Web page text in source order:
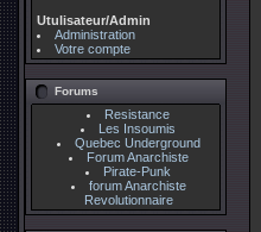
Utulisateur/Admin
Administration
Votre compte
Forums
Resistance
Les Insoumis
Quebec Underground
Forum Anarchiste
Pirate-Punk
forum Anarchiste
Revolutionnaire